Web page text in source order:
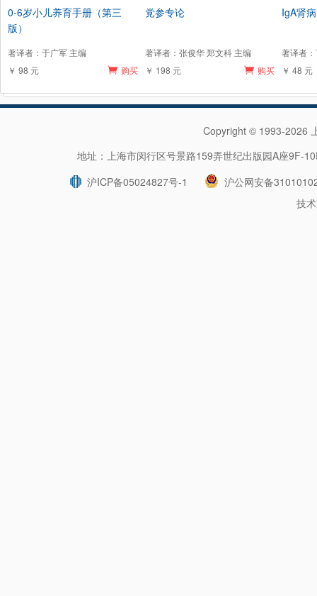
0-6岁小儿养育手册（第三
版）
著译者：于广军 主编
￥ 98 元
购买
党参专论
著译者：张俊华 郑文科 主编
￥ 198 元
购买
IgA肾
著译者
￥ 48 元
Copyright © 1993-2026
地址：上海市闵行区号景路159弄世纪出版园A座
沪ICP备05024827号-1
沪公网安备
技